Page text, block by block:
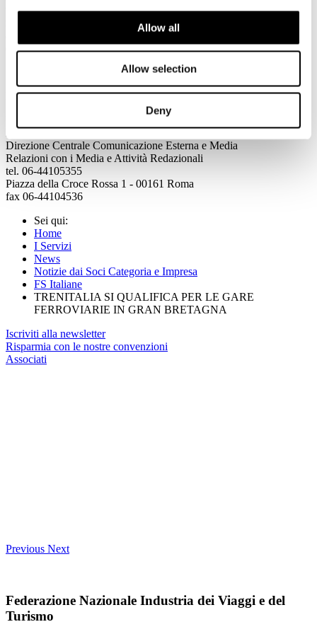
Allow all
Allow selection
Deny
trasporta ogni anno più di mezzo miliardo di viaggiatori e circa 80
milioni di tonnellate di merci. Numerosi gli accordi commerciali con
altri operatori ferroviari europei e significativa l’acquisizione di
quote societarie di operatori esteri.
Per maggiori informazioni:
Ferrovie dello Stato Italiane SpA
Direzione Centrale Comunicazione Esterna e Media
Relazioni con i Media e Attività Redazionali
tel. 06-44105355
Piazza della Croce Rossa 1 - 00161 Roma
fax 06-44104536
Sei qui:
Home
I Servizi
News
Notizie dai Soci Categoria e Impresa
FS Italiane
TRENITALIA SI QUALIFICA PER LE GARE
FERROVIARIE IN GRAN BRETAGNA
Iscriviti alla newsletter
Risparmia con le nostre convenzioni
Associati
Previous Next
Federazione Nazionale Industria dei Viaggi e del
Turismo